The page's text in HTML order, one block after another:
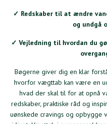
✓ Redskaber til at ændre
og undgå
✓ Vejledning til hvordan du
Bøgerne giver dig en klar
hvorfor vægttab kan være en
hvad der skal til for at opnå
redskaber, praktiske råd og
uønskede cravings og opbygge